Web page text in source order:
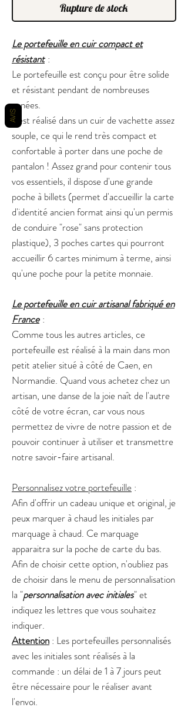
Rupture de stock
Le portefeuille en cuir compact et
résistant :
Le portefeuille est conçu pour être solide
et résistant pendant de nombreuses
années.
Il est réalisé dans un cuir de vachette assez
souple, ce qui le rend très compact et
confortable à porter dans une poche de
pantalon ! Assez grand pour contenir tous
vos essentiels, il dispose d'une grande
poche à billets (permet d'accueillir la carte
d'identité ancien format ainsi qu'un permis
de conduire "rose" sans protection
plastique), 3 poches cartes qui pourront
accueillir 6 cartes minimum à terme, ainsi
qu'une poche pour la petite monnaie.
Le portefeuille en cuir artisanal fabriqué en
France :
Comme tous les autres articles, ce
portefeuille est réalisé à la main dans mon
petit atelier situé à côté de Caen, en
Normandie. Quand vous achetez chez un
artisan, une danse de la joie naît de l'autre
côté de votre écran, car vous nous
permettez de vivre de notre passion et de
pouvoir continuer à utiliser et transmettre
notre savoir-faire artisanal.
Personnalisez votre portefeuille :
Afin d'offrir un cadeau unique et original, je
peux marquer à chaud les initiales par
marquage à chaud. Ce marquage
apparaitra sur la poche de carte du bas.
Afin de choisir cette option, n'oubliez pas
de choisir dans le menu de personnalisation
la "personnalisation avec initiales" et
indiquez les lettres que vous souhaitez
indiquer.
Attention : Les portefeuilles personnalisés
avec les initiales sont réalisés à la
commande : un délai de 1 à 7 jours peut
être nécessaire pour le réaliser avant
l'envoi.
AVIS